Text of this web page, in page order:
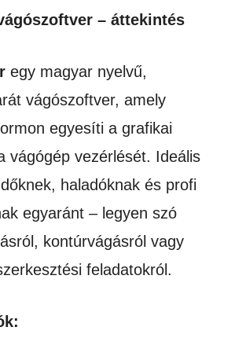
– áttekintés
egy magyar nyelvű,
vágószoftver, amely
egyesíti a grafikai
vágógép vezérlését. Ideális
haladóknak és profi
egyaránt – legyen szó
kontúrvágásról vagy
feladatokról.